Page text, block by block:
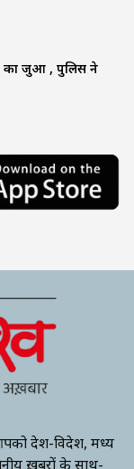
का जुआ , पुलिस ने
देश-विदेश, मध्य
ख़बरों के साथ-